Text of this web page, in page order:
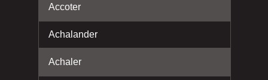
Accoter
Achalander
Achaler